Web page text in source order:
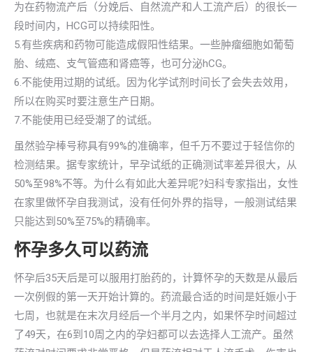
为在药物流产后（分娩后、自然流产和人工流产后）的很长一
段时间内，HCG可以持续阳性。
5.有些疾病和药物可能造成假阳性结果。一些肿瘤细胞如葡萄
胎、绒癌、支气管癌和肾癌等，也可分泌hCG。
6.不能使用过期的试纸。因为化学试剂时间长了会失去效用，
所以在购买时要注意生产日期。
7.不能使用已经受潮了的试纸。
虽然验孕棒号称具有99%的准确率，但千万不要过于轻信你的
检测结果。据专家统计，早孕试纸的正确测试率差异很大，从
50%至98%不等。为什么有如此大差异呢?妇科专家指出，女性
在家里做怀孕自我测试，没有任何外界的指导，一般测试结果
只能达到50%至75%的精确率。
怀孕多久可以药流
怀孕后35天后是可以服用打胎药的，计算怀孕的天数是从最后
一次例假的第一天开始计算的。药流最合适的时间是妊娠小于
七周，也就是在末次月经后一个半月之内，如果怀孕时间超过
了49天，在6到10周之内的孕妇都可以去选择人工流产。虽然